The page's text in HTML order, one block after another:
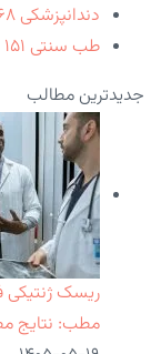
دندانپزشکی
طب سنتی ۱۵۱
جدیدترین مطالب
ریسک
مطب: نتایج